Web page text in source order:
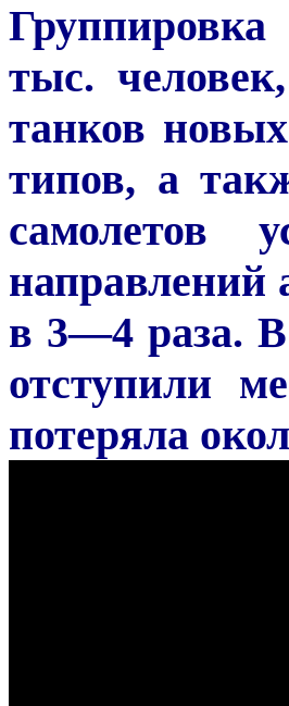
тыс.
танков
типов, а
самолетов
направлений
в 3—4 раза.
отступили
потеряла